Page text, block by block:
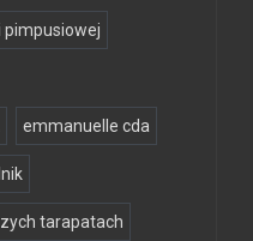
pimpusiowej
emmanuelle cda
tarapatach